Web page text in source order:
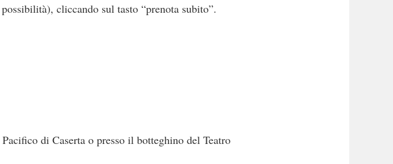
cliccando sul tasto “prenota subito”.
di Caserta o presso il botteghino del Teatro